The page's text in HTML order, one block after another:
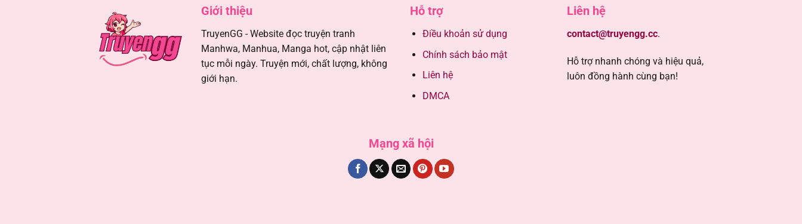
Chapter 9
Chapter 8
Giới thiệu
TruyenGG - Website đọc truyện tranh
Manhwa, Manhua, Manga hot, cập nhật liên
tục mỗi ngày. Truyện mới, chất lượng, không
giới hạn.
Hỗ trợ
Điều khoản sử dụng
Chính sách bảo mật
Liên hệ
DMCA
Liên hệ
contact@truyengg.cc.
Hỗ trợ nhanh chóng và hiệu quả,
luôn đồng hành cùng bạn!
Mạng xã hội